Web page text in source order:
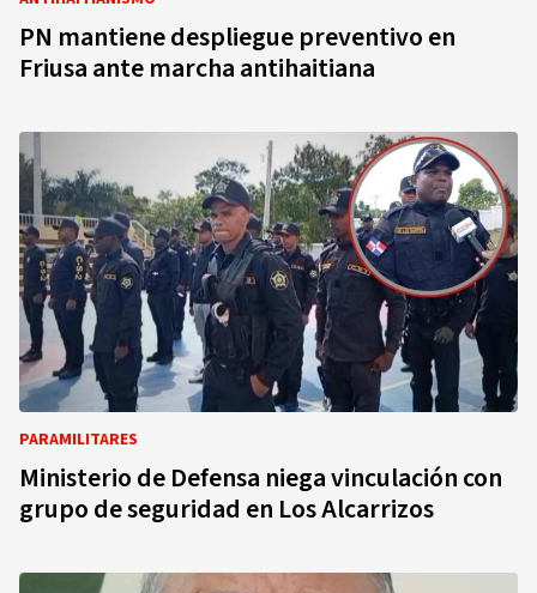
PN mantiene despliegue preventivo en
Friusa ante marcha antihaitiana
PARAMILITARES
Ministerio de Defensa niega vinculación con
grupo de seguridad en Los Alcarrizos